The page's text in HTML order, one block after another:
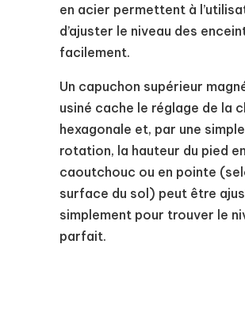
en acier permettent à
d’ajuster le niveau des
facilement.
Un capuchon supérieur
usiné cache le réglage de la
hexagonale et, par une simple
rotation, la hauteur du pied en
caoutchouc ou en pointe
surface du sol) peut être
simplement pour trouver le
parfait.